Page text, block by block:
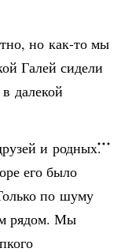
но как-то мы
Галей сидели
далекой
и родных.
его было
по шуму
рядом. Мы